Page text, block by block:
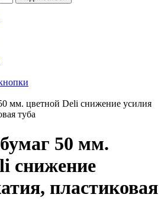
мм. цветной Deli снижение усилия
туба
50 мм.
снижение
пластиковая